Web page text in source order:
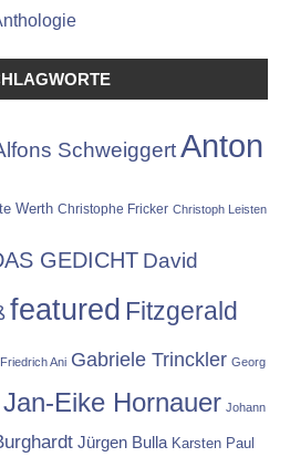
SchweiggertAnton
Werth Christophe Fricker Christoph Leisten
GEDICHT David
featured Fitzgerald
Friedrich Ani Gabriele Trinckler Georg
Jan-Eike Hornauer Johann
Jürgen Bulla Karsten Paul